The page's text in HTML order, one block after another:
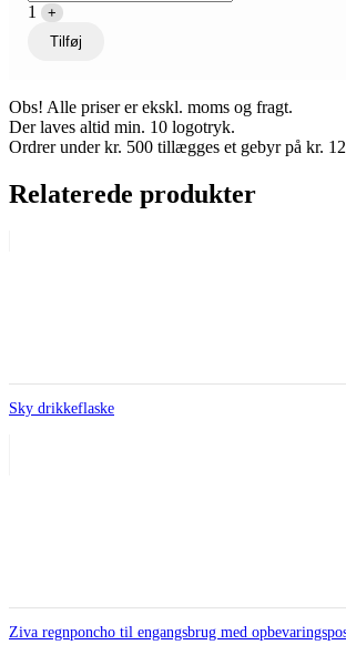
1
+
Tilføj
Obs! Alle priser er ekskl. moms og fragt.
Der laves altid min. 10 logotryk.
Ordrer under kr. 500 tillægges et gebyr på kr.
Relaterede produkter
Sky drikkeflaske
Ziva regnponcho til engangsbrug med